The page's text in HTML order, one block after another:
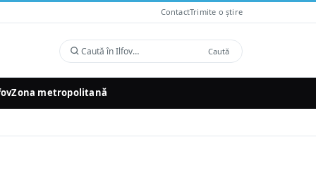
ContactTrimite o știre
Caută
în
Ilfov
Caută
Zona metropolitană